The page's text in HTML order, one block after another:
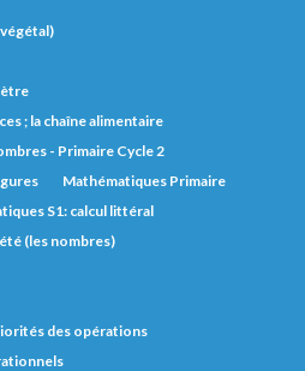
; la chaîne alimentaire
- Primaire Cycle 2
Mathématiques Primaire
S1: calcul littéral
(les nombres)
des opérations